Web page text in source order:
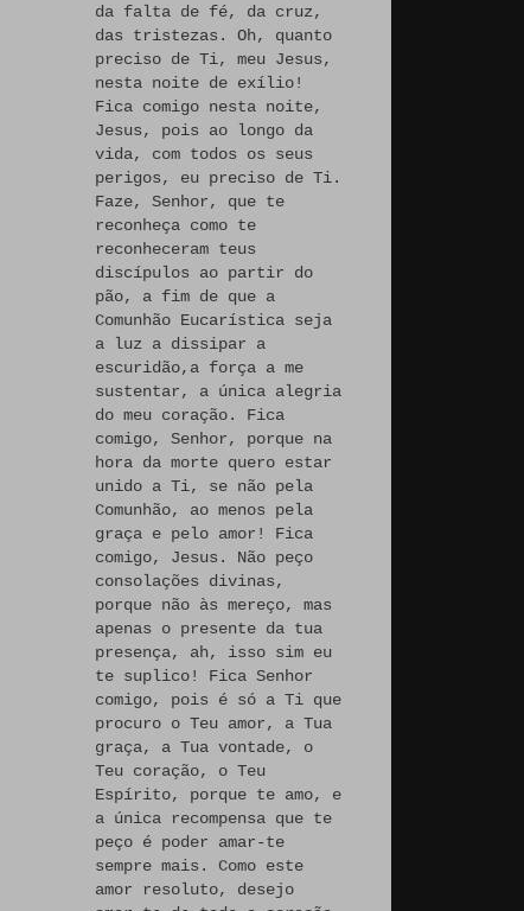
da falta de fé, da cruz,
das tristezas. Oh, quanto
preciso de Ti, meu Jesus,
nesta noite de exílio!
Fica comigo nesta noite,
Jesus, pois ao longo da
vida, com todos os seus
perigos, eu preciso de Ti.
Faze, Senhor, que te
reconheça como te
reconheceram teus
discípulos ao partir do
pão, a fim de que a
Comunhão Eucarística seja
a luz a dissipar a
escuridão,a força a me
sustentar, a única alegria
do meu coração. Fica
comigo, Senhor, porque na
hora da morte quero estar
unido a Ti, se não pela
Comunhão, ao menos pela
graça e pelo amor! Fica
comigo, Jesus. Não peço
consolações divinas,
porque não às mereço, mas
apenas o presente da tua
presença, ah, isso sim eu
te suplico! Fica Senhor
comigo, pois é só a Ti que
procuro o Teu amor, a Tua
graça, a Tua vontade, o
Teu coração, o Teu
Espírito, porque te amo, e
a única recompensa que te
peço é poder amar-te
sempre mais. Como este
amor resoluto, desejo